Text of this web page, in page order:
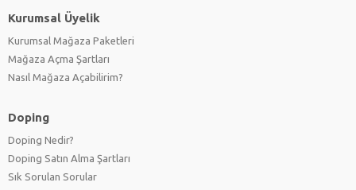
Kurumsal Üyelik
Kurumsal Mağaza Paketleri
Mağaza Açma Şartları
Nasıl Mağaza Açabilirim?
Doping
Doping Nedir?
Doping Satın Alma Şartları
Sık Sorulan Sorular